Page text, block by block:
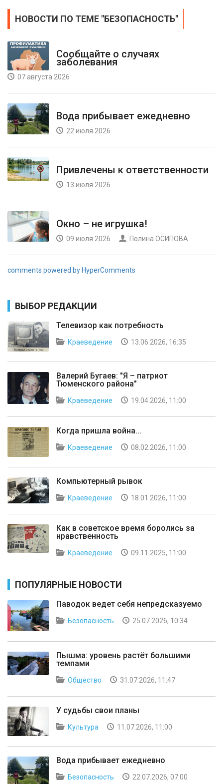
НОВОСТИ ПО ТЕМЕ "БЕЗОПАСНОСТЬ"
Сообщайте о случаях
заболевания
07 августа 2026
Вода прибывает ежедневно
22 июля 2026
Привлечены к ответственности
13 июля 2026
Окно – не игрушка!
09 июля 2026 Полина ОСИПОВА
comments powered by HyperComments
ВЫБОР РЕДАКЦИИ
Телевизор как потребность
Краеведение 13.06.2026, 16:35
Валерий Бугаев: "Я – патриот
Тюменского района"
Краеведение 19.04.2026, 11:00
Когда пришла война...
Краеведение 08.02.2026, 11:00
Компьютерный рывок
Краеведение 18.01.2026, 11:00
Как в советское время боролись за
нравственность
Краеведение 09.11.2025, 11:00
ПОПУЛЯРНЫЕ НОВОСТИ
Паводок ведет себя непредсказуемо
Безопасность 25.07.2026, 10:34
Пышма: уровень растёт большими
темпами
Общество 31.07.2026, 11:47
У судьбы свои планы
Культура 11.07.2026, 11:00
Вода прибывает ежедневно
Безопасность 22.07.2026, 07:00